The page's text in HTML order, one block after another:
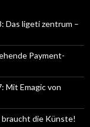
Das ligeti zentrum –
Payment-
Mit Emagic von
die Künste!